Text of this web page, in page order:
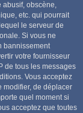
abusif, obscène,
etc. qui pourrait
le serveur de
Si vous ne
bannissement
votre fournisseur
de tous les messages
Vous acceptez
modifier, de déplacer
quel moment si
acceptez que toutes